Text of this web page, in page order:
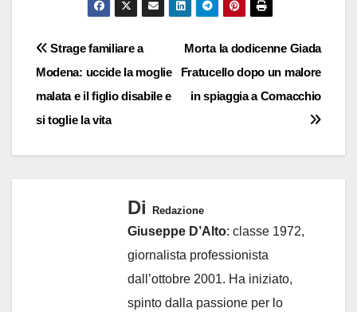
Navigazione
articoli
Morta la dodicenne Giada
Fratucello dopo un malore
in spiaggia a Comacchio
Strage familiare a
Modena: uccide la moglie
malata e il figlio disabile e
si toglie la vita
Di Redazione
Giuseppe D’Alto: classe 1972,
giornalista professionista
dall’ottobre 2001. Ha iniziato,
spinto dalla passione per lo